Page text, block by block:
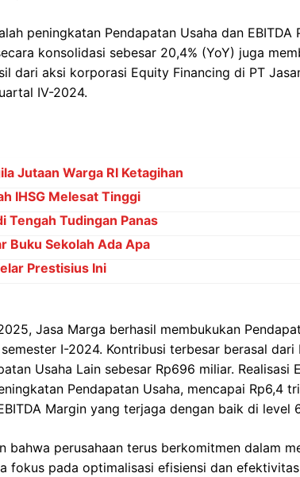
peningkatan Pendapatan Usaha dan EBITDA
konsolidasi sebesar 20,4% (YoY) juga
dari aksi korporasi Equity Financing di PT
IV-2024.
Jutaan Warga RI Ketagihan
IHSG Melesat Tinggi
Tengah Tudingan Panas
Buku Sekolah Ada Apa
Prestisius Ini
Jasa Marga berhasil membukukan
I-2024. Kontribusi terbesar berasal dari
Usaha Lain sebesar Rp696 miliar. Realisasi
Pendapatan Usaha, mencapai Rp6,4
Margin yang terjaga dengan baik di level
bahwa perusahaan terus berkomitmen dalam
fokus pada optimalisasi efisiensi dan